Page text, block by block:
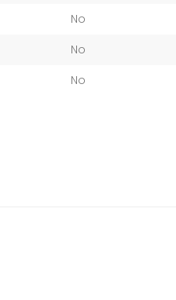
No
No
No